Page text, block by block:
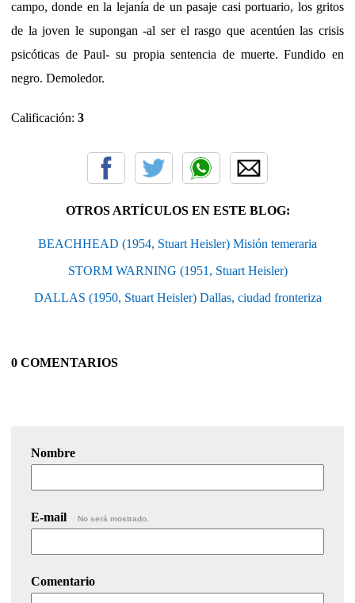
campo, donde en la lejanía de un pasaje casi portuario, los gritos
de la joven le supongan -al ser el rasgo que acentúen las crisis
psicóticas de Paul- su propia sentencia de muerte. Fundido en
negro. Demoledor.
Calificación: 3
OTROS ARTÍCULOS EN ESTE BLOG:
BEACHHEAD (1954, Stuart Heisler) Misión temeraria
STORM WARNING (1951, Stuart Heisler)
DALLAS (1950, Stuart Heisler) Dallas, ciudad fronteriza
0 COMENTARIOS
Nombre
E-mail No será mostrado.
Comentario